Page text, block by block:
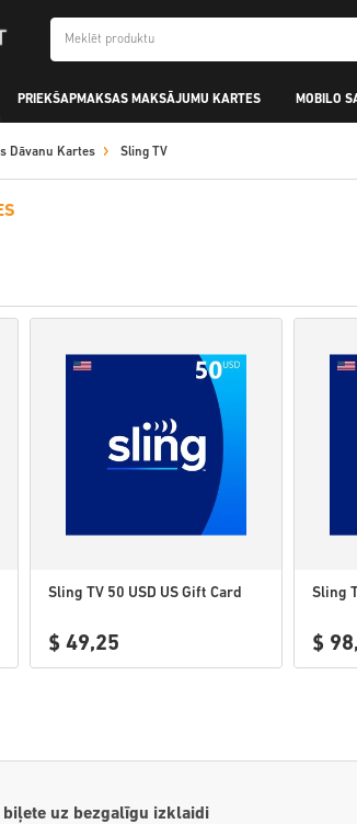
PRIEKŠAPMAKSAS MAKSĀJUMU KARTES MOBILO
Dāvanu Kartes Sling TV
Sling TV 50 USD US Gift Card
$ 49,25
Sling
$
uz bezgalīgu izklaidi